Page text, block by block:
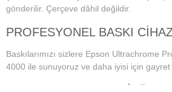
gönderilir. Çerçeve dâhil değildir.
PROFESYONEL BASKI
Baskılarımızı sizlere Epson Ultrachrome
4000 ile sunuyoruz ve daha iyisi için gayret